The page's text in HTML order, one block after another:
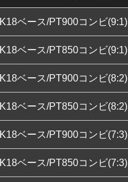
K18ベース/PT900コンビ(9:1)
K18ベース/PT850コンビ(9:1)
K18ベース/PT900コンビ(8:2)
K18ベース/PT850コンビ(8:2)
K18ベース/PT900コンビ(7:3)
K18ベース/PT850コンビ(7:3)